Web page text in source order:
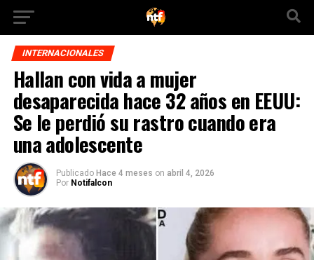
INTERNACIONALES
Hallan con vida a mujer
desaparecida hace 32 años en EEUU:
Se le perdió su rastro cuando era
una adolescente
Publicado Hace 4 meses on abril 4, 2026
Por Notifalcon